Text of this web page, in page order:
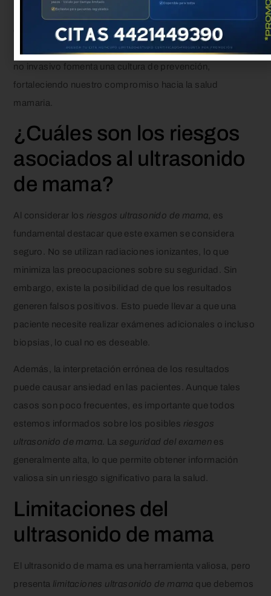
profunda. La capacidad del ultrasonido de mama de
detectar lesiones en fases iniciales enriquece nuestras
posibilidades de tratamiento eficaz. Este método seguro y
no invasivo fomenta una cultura de prevención,
fortaleciendo nuestro compromiso hacia la salud
mamaria.
¿Cuáles son los riesgos
asociados al ultrasonido
de mama?
Al considerar los riesgos ultrasonido de mama , es
fundamental destacar que este examen se considera
seguro. No se utilizan radiaciones ionizantes, lo que
minimiza las preocupaciones sobre su seguridad. Sin
embargo, existe la posibilidad de que los resultados
generen falsos positivos. Esto puede llevar a que una
paciente necesite realizar exámenes adicionales o incluso
biopsias, lo cual no es deseable.
Además, la interpretación errónea de los resultados
puede causar ansiedad en las pacientes. Aunque tales
casos son poco frecuentes, es importante que todos
estemos informados sobre los posibles riesgos
ultrasonido de mama. La seguridad del examen es
generalmente alta, lo que permite obtener información
valiosa sin un riesgo significativo para la salud.
Limitaciones del
ultrasonido de mama
El ultrasonido de mama es una herramienta valiosa, pero
presenta limitaciones ultrasonido de mama que debemos